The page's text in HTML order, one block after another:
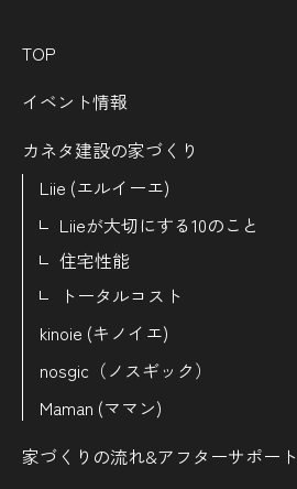
TOP
イベント情報
カネタ建設の家づくり
Liie (エルイーエ)
Liieが大切にする10のこと
住宅性能
トータルコスト
kinoie (キノイエ)
nosgic（ノスギック）
Maman (ママン)
家づくりの流れ&アフターサポート